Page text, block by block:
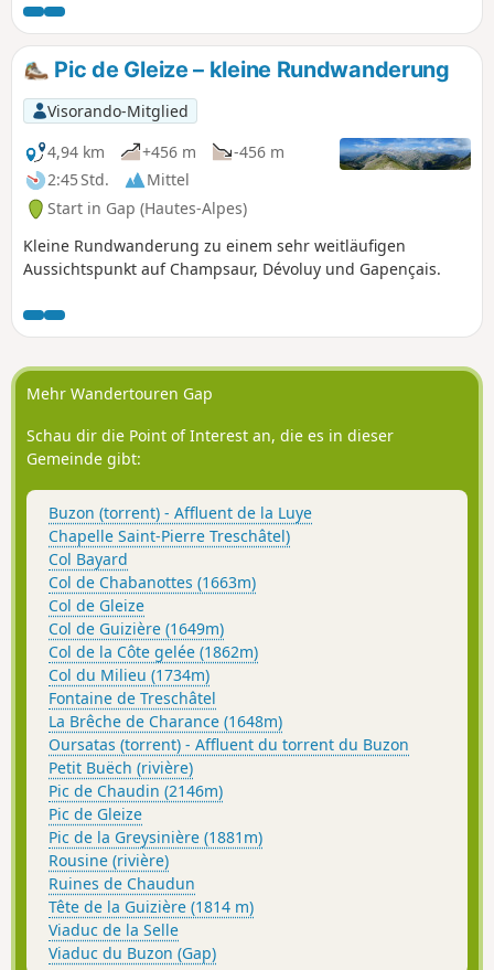
Chaudin zu seinen Füßen, Les Écrins,
Champsaur und den Ballungsraum Gap.
Pic de Gleize – kleine Rundwanderung
Visorando-Mitglied
4,94 km
+456 m
-456 m
2:45 Std.
Mittel
Start in Gap (Hautes-Alpes)
Kleine Rundwanderung zu einem sehr weitläufigen
Aussichtspunkt auf Champsaur, Dévoluy und Gapençais.
Mehr Wandertouren Gap
Schau dir die Point of Interest an, die es in dieser
Gemeinde gibt:
Buzon (torrent) - Affluent de la Luye
Chapelle Saint-Pierre Treschâtel)
Col Bayard
Col de Chabanottes (1663m)
Col de Gleize
Col de Guizière (1649m)
Col de la Côte gelée (1862m)
Col du Milieu (1734m)
Fontaine de Treschâtel
La Brêche de Charance (1648m)
Oursatas (torrent) - Affluent du torrent du Buzon
Petit Buëch (rivière)
Pic de Chaudin (2146m)
Pic de Gleize
Pic de la Greysinière (1881m)
Rousine (rivière)
Ruines de Chaudun
Tête de la Guizière (1814 m)
Viaduc de la Selle
Viaduc du Buzon (Gap)